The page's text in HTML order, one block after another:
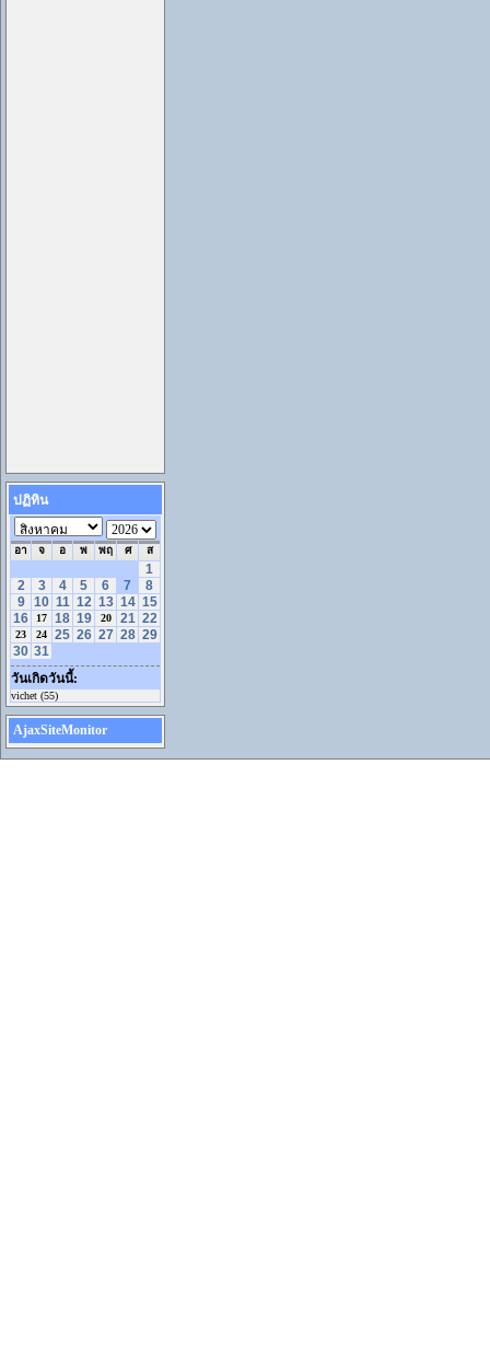
ปฏิทิน
อา จ อ พ พฤ ศ ส
1
2
3 4 5 6 7
8
9
10 11 12 13 14 15
16
17 18 19 20 21 22
23 24 25 26 27 28 29
30 31
วันเกิดวันนี้:
vichet (55)
AjaxSiteMonitor